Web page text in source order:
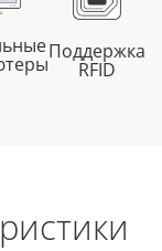
Поддержка
RFID